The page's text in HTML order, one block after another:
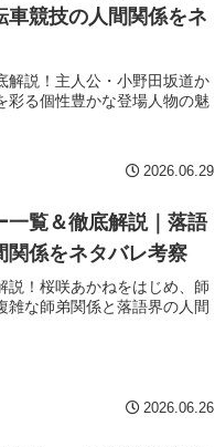
車競技の人間関係をネ
解説！主人公・小野田坂道か
彩る個性豊かな登場人物の魅
2026.06.29
一覧＆徹底解説｜落語
関係をネタバレ考察
説！桜咲あかねをはじめ、師
雑な師弟関係と落語界の人間
2026.06.26